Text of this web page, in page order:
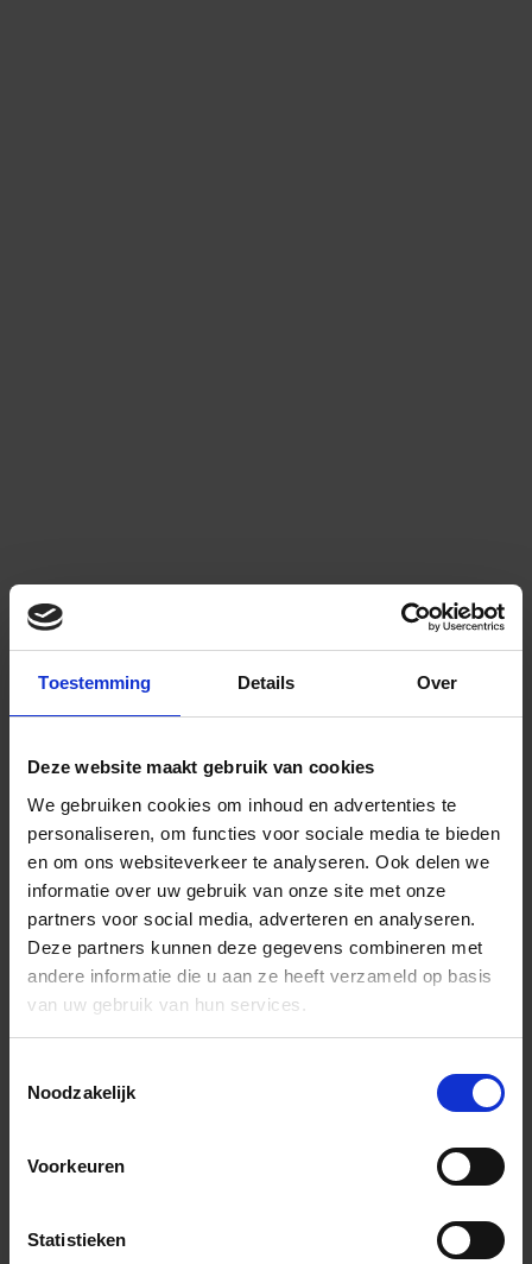
Toestemming Details Over
Deze website maakt gebruik van cookies
We gebruiken cookies om inhoud en advertenties te
personaliseren, om functies voor sociale media te bieden
en om ons websiteverkeer te analyseren. Ook delen we
informatie over uw gebruik van onze site met onze
partners voor social media, adverteren en analyseren.
Deze partners kunnen deze gegevens combineren met
andere informatie die u aan ze heeft verzameld op basis
van uw gebruik van hun services.
Noodzakelijk
Voorkeuren
Statistieken